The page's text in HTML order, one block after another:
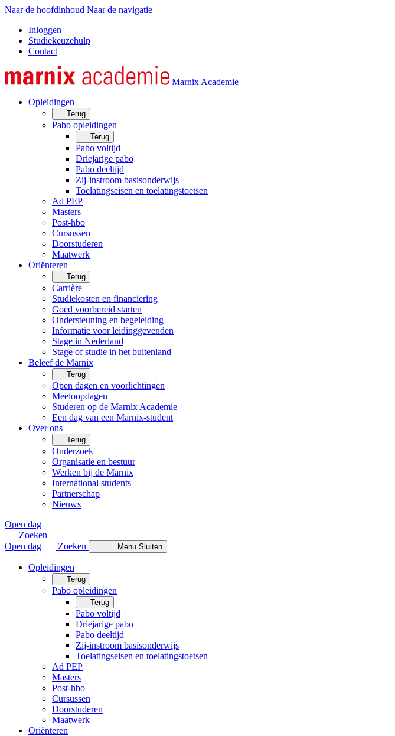
Naar de hoofdinhoud Naar de navigatie
Inloggen
Studiekeuzehulp
Contact
Marnix Academie
Opleidingen
Terug
Pabo opleidingen
Terug
Pabo voltijd
Driejarige pabo
Pabo deeltijd
Zij-instroom basisonderwijs
Toelatingseisen en toelatingstoetsen
Ad PEP
Masters
Post-hbo
Cursussen
Doorstuderen
Maatwerk
Oriënteren
Terug
Carrière
Studiekosten en financiering
Goed voorbereid starten
Ondersteuning en begeleiding
Informatie voor leidinggevenden
Stage in Nederland
Stage of studie in het buitenland
Beleef de Marnix
Terug
Open dagen en voorlichtingen
Meeloopdagen
Studeren op de Marnix Academie
Een dag van een Marnix-student
Over ons
Terug
Onderzoek
Organisatie en bestuur
Werken bij de Marnix
International students
Partnerschap
Nieuws
Open dag
Zoeken
Open dag
Zoeken Menu Sluiten
Opleidingen
Terug
Pabo opleidingen
Terug
Pabo voltijd
Driejarige pabo
Pabo deeltijd
Zij-instroom basisonderwijs
Toelatingseisen en toelatingstoetsen
Ad PEP
Masters
Post-hbo
Cursussen
Doorstuderen
Maatwerk
Oriënteren